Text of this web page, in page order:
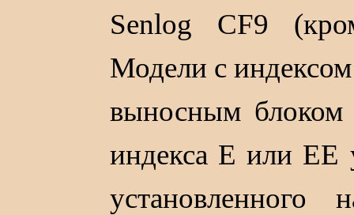
Senlog CF9
Модели с
выносным блоком
индекса Е или ЕЕ